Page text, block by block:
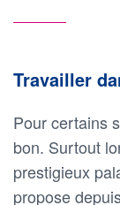
Travailler
Pour certains
bon. Surtout
prestigieux
propose